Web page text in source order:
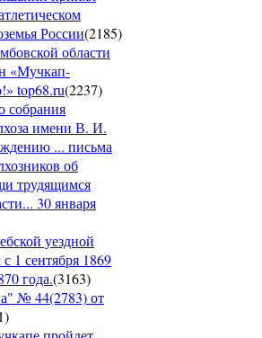
России(2185)
области
«Мучкап-
top68.ru(2237)
собрания
имени В. И.
... письма
об
трудящимся
30 января
уездной
1 сентября 1869
года.(3163)
№ 44(2783) от
)